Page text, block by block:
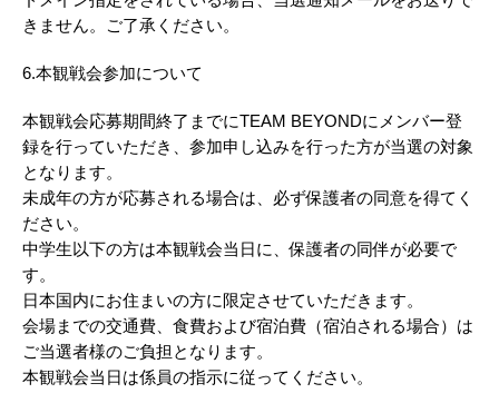
きません。ご了承ください。
6.本観戦会参加について
本観戦会応募期間終了までにTEAM BEYONDにメンバー登
録を行っていただき、参加申し込みを行った方が当選の対象
となります。
未成年の方が応募される場合は、必ず保護者の同意を得てく
ださい。
中学生以下の方は本観戦会当日に、保護者の同伴が必要で
す。
日本国内にお住まいの方に限定させていただきます。
会場までの交通費、食費および宿泊費（宿泊される場合）は
ご当選者様のご負担となります。
本観戦会当日は係員の指示に従ってください。